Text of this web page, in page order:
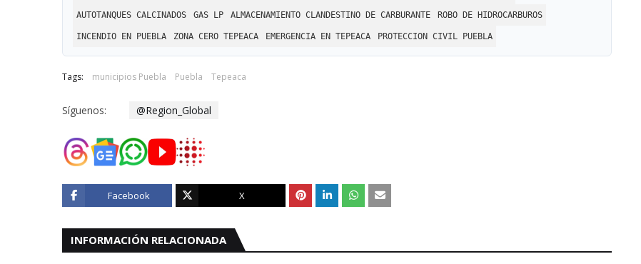
AUTOTANQUES CALCINADOS GAS LP ALMACENAMIENTO CLANDESTINO DE CARBURANTE ROBO DE HIDROCARBUROS
INCENDIO EN PUEBLA ZONA CERO TEPEACA EMERGENCIA EN TEPEACA PROTECCION CIVIL PUEBLA
Tags: municipios Puebla Puebla Tepeaca
Síguenos: @Region_Global
Facebook X
INFORMACIÓN RELACIONADA